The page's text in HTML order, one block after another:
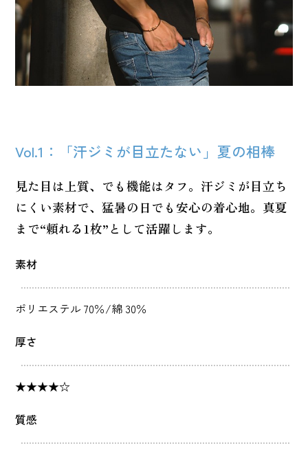
Vol.1：「汗ジミが目立たない」夏の相棒
見た目は上質、でも機能はタフ。汗ジミが目立ち
にくい素材で、猛暑の日でも安心の着心地。真夏
まで“頼れる1枚”として活躍します。
素材
ポリエステル 70％/綿 30％
厚さ
★★★★☆
質感